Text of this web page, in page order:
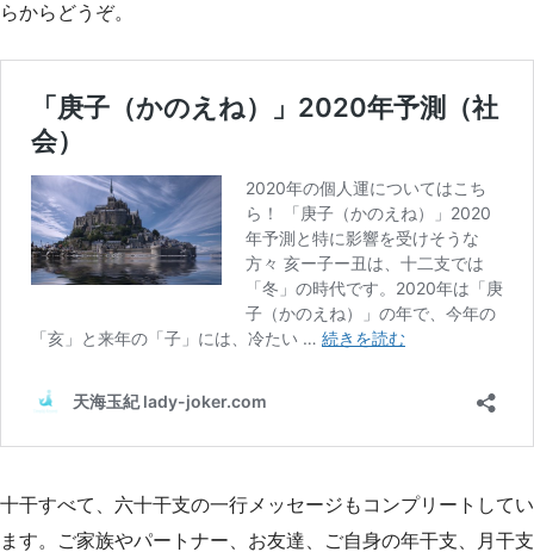
らからどうぞ。
十干すべて、六十干支の一行メッセージもコンプリートしてい
ます。ご家族やパートナー、お友達、ご自身の年干支、月干支